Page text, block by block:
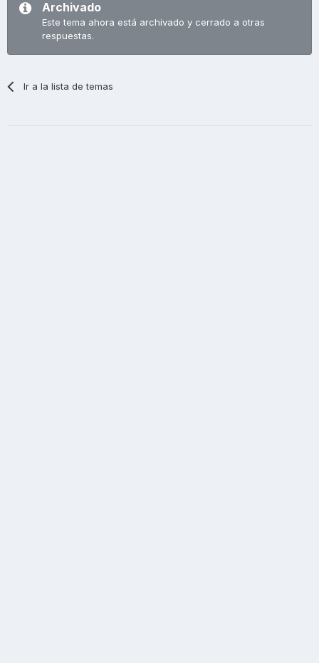
Archivado
Este tema ahora está archivado y cerrado a otras
respuestas.
Ir a la lista de temas